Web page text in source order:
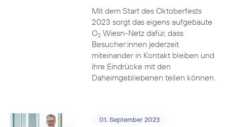
Mit dem Start des Oktoberfests
2023 sorgt das eigens aufgebaute
O2Wiesn-Netz dafür, dass
Besucher:innen jederzeit
miteinander in Kontakt bleiben und
ihre Eindrücke mit den
Daheimgebliebenen teilen können.
01. September 2023